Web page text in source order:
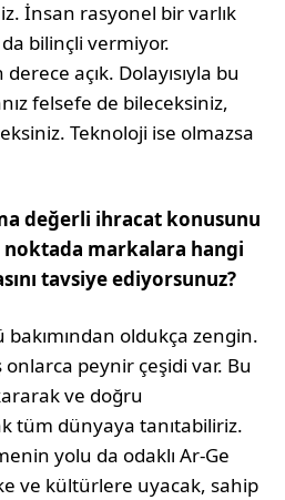
İnsan rasyonel bir var­lık
bilinçli vermiyor.
açık. Dolayısıyla bu
felsefe de bileceksiniz,
Teknoloji ise ol­mazsa
değerli ihracat konusunu
markalara hangi
tavsiye ediyorsunuz?
oldukça zen­gin.
onlarca peynir çeşi­di var. Bu
ve doğru
tüm dünyaya tanıtabiliriz.
yolu da odaklı Ar-Ge
ve kültürlere uyacak, sa­hip